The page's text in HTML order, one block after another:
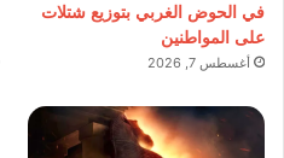
في الحوض الغربي بتوزيع شتلات
على المواطنين
أغسطس 7, 2026